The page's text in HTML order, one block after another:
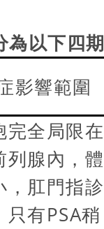
為以下四期
影響範圍
完全局限在
列腺內，體
，肛門指診
只有PSA稍